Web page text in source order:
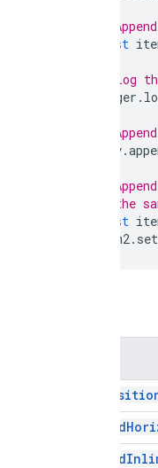
//
const
// Log
Logger .
//
body.
//
// the
const
item2.
append
append